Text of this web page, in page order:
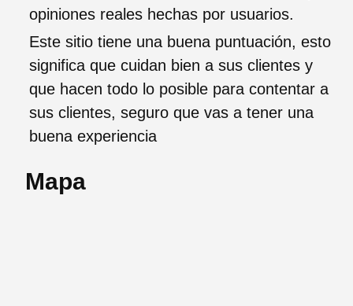
opiniones reales hechas por usuarios.
Este sitio tiene una buena puntuación, esto
significa que cuidan bien a sus clientes y
que hacen todo lo posible para contentar a
sus clientes, seguro que vas a tener una
buena experiencia
Mapa